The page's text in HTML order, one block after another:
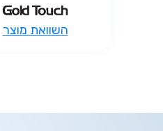
השוואת מוצר